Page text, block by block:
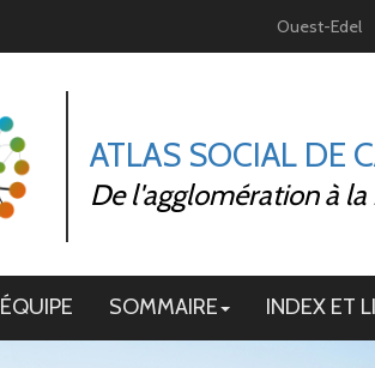
Ouest-Edel
ATLAS SOCIAL DE
De l'agglomération à
ÉQUIPE SOMMAIRE INDEX ET